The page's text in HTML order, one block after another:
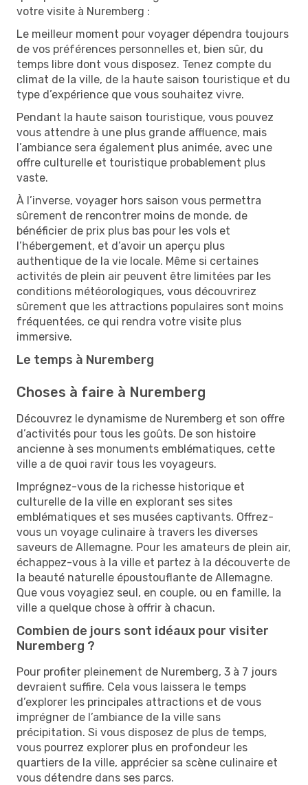
votre visite à Nuremberg :
Le meilleur moment pour voyager dépendra toujours
de vos préférences personnelles et, bien sûr, du
temps libre dont vous disposez. Tenez compte du
climat de la ville, de la haute saison touristique et du
type d’expérience que vous souhaitez vivre.
Pendant la haute saison touristique, vous pouvez
vous attendre à une plus grande affluence, mais
l’ambiance sera également plus animée, avec une
offre culturelle et touristique probablement plus
vaste.
À l’inverse, voyager hors saison vous permettra
sûrement de rencontrer moins de monde, de
bénéficier de prix plus bas pour les vols et
l’hébergement, et d’avoir un aperçu plus
authentique de la vie locale. Même si certaines
activités de plein air peuvent être limitées par les
conditions météorologiques, vous découvrirez
sûrement que les attractions populaires sont moins
fréquentées, ce qui rendra votre visite plus
immersive.
Le temps à Nuremberg
Choses à faire à Nuremberg
Découvrez le dynamisme de Nuremberg et son offre
d’activités pour tous les goûts. De son histoire
ancienne à ses monuments emblématiques, cette
ville a de quoi ravir tous les voyageurs.
Imprégnez-vous de la richesse historique et
culturelle de la ville en explorant ses sites
emblématiques et ses musées captivants. Offrez-
vous un voyage culinaire à travers les diverses
saveurs de Allemagne. Pour les amateurs de plein air,
échappez-vous à la ville et partez à la découverte de
la beauté naturelle époustouflante de Allemagne.
Que vous voyagiez seul, en couple, ou en famille, la
ville a quelque chose à offrir à chacun.
Combien de jours sont idéaux pour visiter
Nuremberg ?
Pour profiter pleinement de Nuremberg, 3 à 7 jours
devraient suffire. Cela vous laissera le temps
d’explorer les principales attractions et de vous
imprégner de l’ambiance de la ville sans
précipitation. Si vous disposez de plus de temps,
vous pourrez explorer plus en profondeur les
quartiers de la ville, apprécier sa scène culinaire et
vous détendre dans ses parcs.